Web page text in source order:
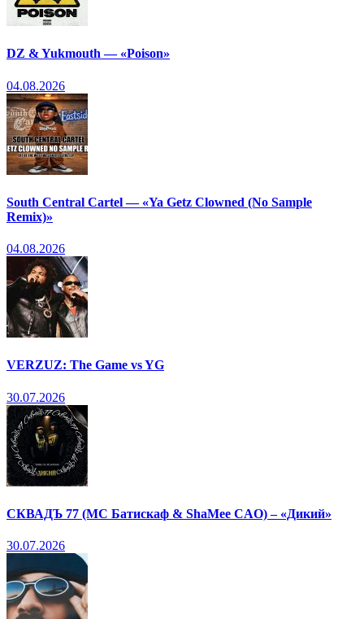
DZ & Yukmouth — «Poison»
04.08.2026
South Central Cartel — «Ya Getz Clowned (No Sample
Remix)»
04.08.2026
VERZUZ: The Game vs YG
30.07.2026
СКВАДЪ 77 (МС Батискаф & ShaMee CAO) – «Дикий»
30.07.2026